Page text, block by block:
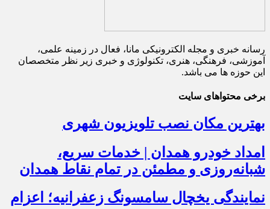
رسانه خبری و مجله الکترونیکی مانا، فعال در زمینه علمی،
آموزشی، فرهنگی، هنری، تکنولوژی و خبری زیر نظر متخصصان
این حوزه ها می باشد.
برخی محتواهای سایت
بهترین مکان نصب تلویزیون شهری
امداد خودرو همدان | خدمات سریع،
شبانه‌روزی و مطمئن در تمام نقاط همدان
نمایندگی یخچال سامسونگ زعفرانیه؛ اعزام